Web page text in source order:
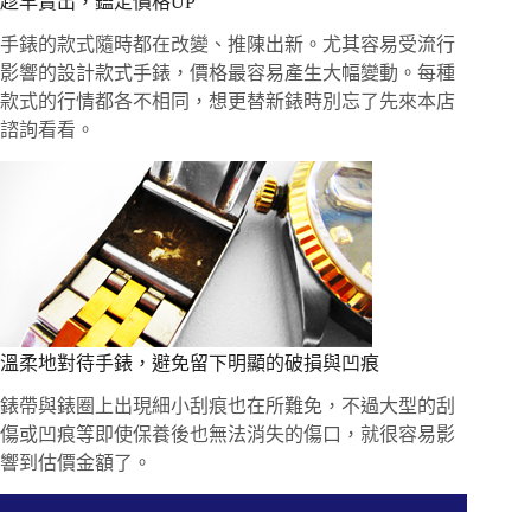
手錶的款式隨時都在改變、推陳出新。尤其容易受流行
影響的設計款式手錶，價格最容易產生大幅變動。每種
款式的行情都各不相同，想更替新錶時別忘了先來本店
諮詢看看。
溫柔地對待手錶，避免留下明顯的破損與凹痕
錶帶與錶圈上出現細小刮痕也在所難免，不過大型的刮
傷或凹痕等即使保養後也無法消失的傷口，就很容易影
響到估價金額了。